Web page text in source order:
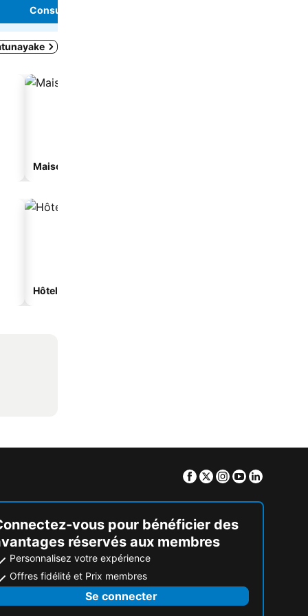
Consulter les prix
Maison d'hôtes
Hôtels spa
Facebook
TwitterInstagram
Youtube
vous pour bénéficier des
réservés aux membres
Personnalisez votre expérience
Offres fidélité et Prix membres
Se connecter